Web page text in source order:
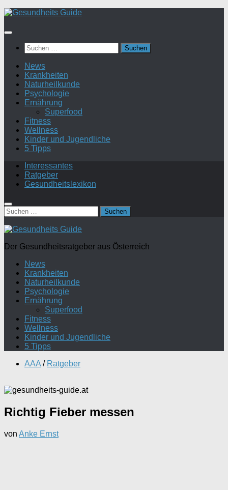
Suchen
nach:
News
Krankheiten
Naturheilkunde
Psychologie
Ernährung
Superfood
Fitness
Wellness
Kinder und Jugendliche
5 Tipps
Interessantes
Ratgeber
Gesundheitslexikon
Suchen
nach:
Der Gesundheitsratgeber aus Österreich
News
Krankheiten
Naturheilkunde
Psychologie
Ernährung
Superfood
Fitness
Wellness
Kinder und Jugendliche
5 Tipps
AAA / Ratgeber
Richtig Fieber messen
von Anke Ernst